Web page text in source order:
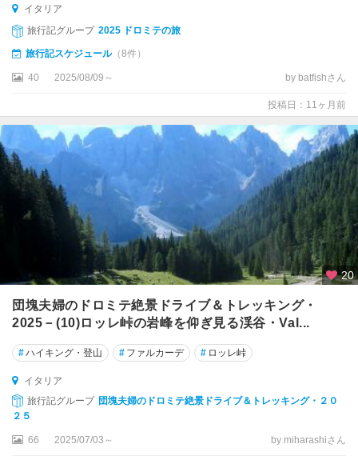
サ
ン
ジ
ミ
ニ
ノ
サ
ン
タ
リ
グ
レ
サ
ン
レ
イタリア
旅行記グループ 2025 ドロミテの旅
旅行記スケジュール（8件）
40 2025/08/09～ by batfishさん
投稿日：11ヶ月前
20
団塊夫婦のドロミテ絶景ドライブ＆トレッキング・
2025－(10)ロッレ峠の岩峰を仰ぎ見る渓谷・Val...
#ハイキング・登山 # ファルカーデ # ロッレ峠
イタリア
旅行記グループ 団塊夫婦のドロミテ絶景ドライブ＆トレッキング・２０
２５
66 2025/07/03～ by miharashiさん